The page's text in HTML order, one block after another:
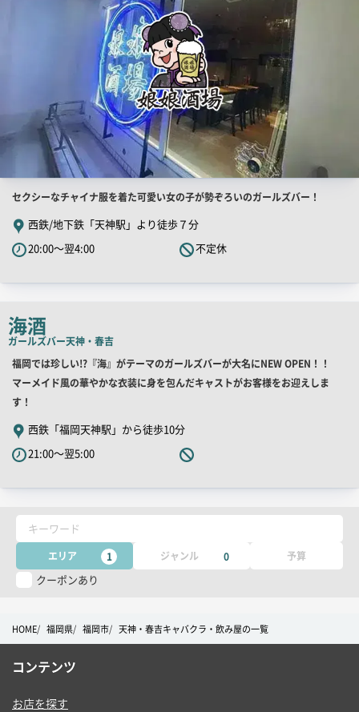
店
舗
PR
キ
コ
ピ
ー
セクシーなチャイナ服を着た可愛い女の子が勢ぞろいのガールズバー！
西鉄/地下鉄「天神駅」より徒歩７分
20:00～翌4:00
不定休
海酒
ガールズバー天神・春吉
店
舗
PR
キ
ャ
ッ
ピ
福岡では珍しい!?『海』がテーマのガールズバーが大名にNEW OPEN！！
マーメイド風の華やかな衣装に身を包んだキャストがお客様をお迎えしま
す！
西鉄「福岡天神駅」から徒歩10分
21:00～翌5:00
キーワード
エリア 1 ジャンル 0 予算
クーポンあり
HOME 福岡県 福岡市 天神・春吉キャバクラ・飲み屋の一覧
コンテンツ
お店を探す